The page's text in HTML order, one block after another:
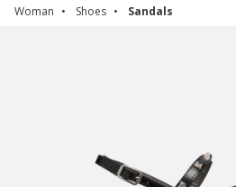
Woman Shoes Sandals